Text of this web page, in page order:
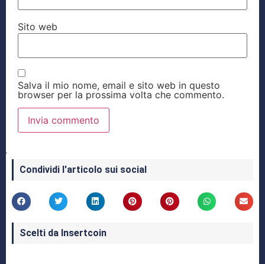
Sito web
Salva il mio nome, email e sito web in questo
browser per la prossima volta che commento.
Condividi l'articolo sui social
Scelti da Insertcoin